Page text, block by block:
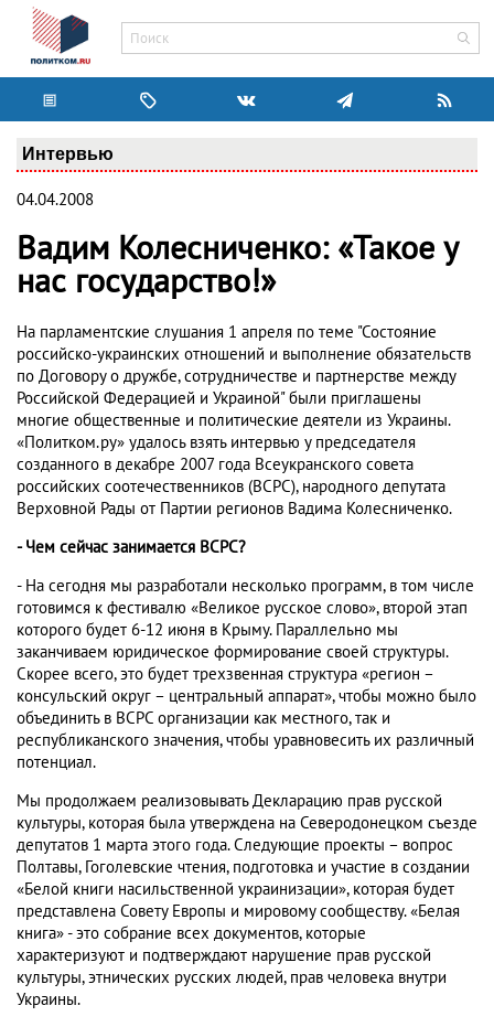
Интервью
04.04.2008
Вадим Колесниченко: «Такое у
нас государство!»
На парламентские слушания 1 апреля по теме "Состояние
российско-украинских отношений и выполнение обязательств
по Договору о дружбе, сотрудничестве и партнерстве между
Российской Федерацией и Украиной" были приглашены
многие общественные и политические деятели из Украины.
«Политком.ру» удалось взять интервью у председателя
созданного в декабре 2007 года Всеукранского совета
российских соотечественников (ВСРС), народного депутата
Верховной Рады от Партии регионов Вадима Колесниченко.
- Чем сейчас занимается ВСРС?
- На сегодня мы разработали несколько программ, в том числе
готовимся к фестивалю «Великое русское слово», второй этап
которого будет 6-12 июня в Крыму. Параллельно мы
заканчиваем юридическое формирование своей структуры.
Скорее всего, это будет трехзвенная структура «регион –
консульский округ – центральный аппарат», чтобы можно было
объединить в ВСРС организации как местного, так и
республиканского значения, чтобы уравновесить их различный
потенциал.
Мы продолжаем реализовывать Декларацию прав русской
культуры, которая была утверждена на Северодонецком съезде
депутатов 1 марта этого года. Следующие проекты – вопрос
Полтавы, Гоголевские чтения, подготовка и участие в создании
«Белой книги насильственной украинизации», которая будет
представлена Совету Европы и мировому сообществу. «Белая
книга» - это собрание всех документов, которые
характеризуют и подтверждают нарушение прав русской
культуры, этнических русских людей, прав человека внутри
Украины.